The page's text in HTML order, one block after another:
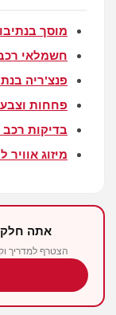
מוסך
חשמלאי
פנצ'ריה
פחחות
בדיקות רכב
מיזוג
אתה
הצטרף למדריך